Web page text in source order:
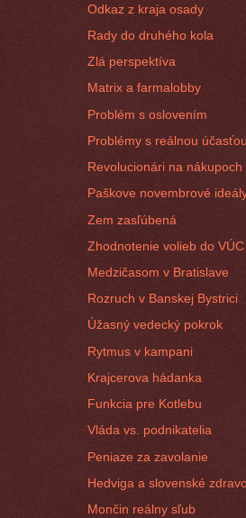
Odkaz z kraja osady
Rady do druhého kola
Zlá perspektíva
Matrix a farmalobby
Problém s oslovením
Problémy s reálnou účasťou
Revolucionári na nákupoch
Paškove novembrové
Zem zasľúbená
Zhodnotenie volieb do VÚC
Medzičasom v Bratislave
Rozruch v Banskej Bystrici
Úžasný vedecký pokrok
Rytmus v kampani
Krajcerova hádanka
Funkcia pre Kotlebu
Vláda vs. podnikatelia
Peniaze za zavolanie
Hedviga a slovenské
Mončin reálny sľub